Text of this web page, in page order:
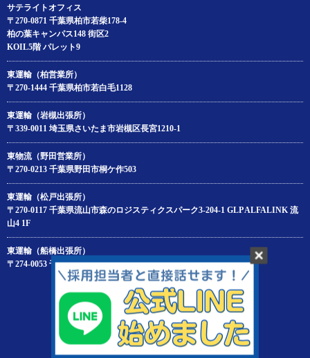
サテライトオフィス
〒270-0871 千葉県柏市若柴178‐4
柏の葉キャンパス148 街区2
KOIL5階 パレット9
東運輸（柏営業所）
〒270-1444 千葉県柏市若白毛1128
東運輸（岩槻出張所）
〒339-0011 埼玉県さいたま市岩槻区長宮1210-1
東物流（野田営業所）
〒270-0213 千葉県野田市桐ケ作503
東運輸（松戸出張所）
〒270-0117 千葉県流山市森のロジスティクスパーク3-204‐1 GLP ALFALINK 流
山4 1F
東運輸（船橋出張所）
〒274-0053 千葉県船橋市豊富町688